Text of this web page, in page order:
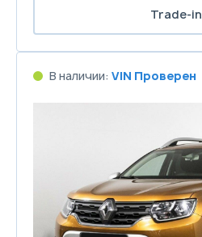
Trade-in
В наличии: VIN Проверен